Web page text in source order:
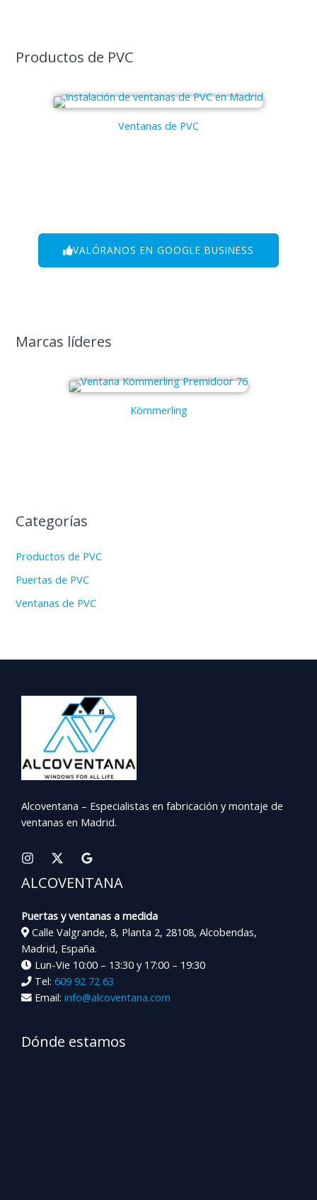
Productos de PVC
Ventanas de PVC
VALÓRANOS EN GOOGLE BUSINESS
Marcas líderes
Kömmerling
Categorías
Productos de PVC
Puertas de PVC
Ventanas de PVC
Alcoventana – Especialistas en fabricación y montaje de
ventanas en Madrid.
ALCOVENTANA
Puertas y ventanas a medida
Calle Valgrande, 8, Planta 2, 28108, Alcobendas,
Madrid, España.
Lun-Vie 10:00 – 13:30 y 17:00 – 19:30
Tel: 609 92 72 63
Email: info@alcoventana.com
Dónde estamos